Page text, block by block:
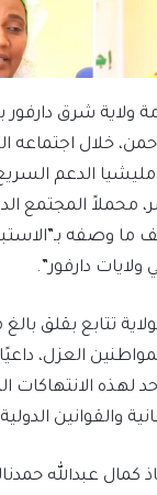
شرق دارفور
خلال اجتماعه
مليشيا الدعم
محملاً المجتمع
ما وصفه
ولايات دارفور”.
تتابع بقلق
العزل،
الانتهاكات
والقوانين
كمال عبدالله